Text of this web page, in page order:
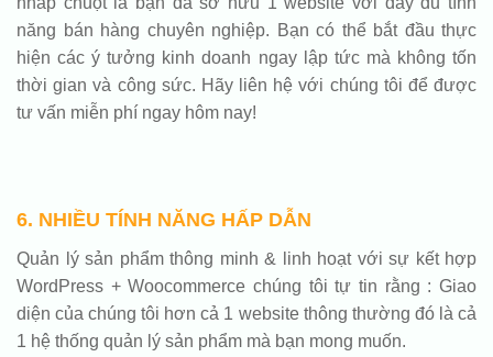
năng bán hàng chuyên nghiệp. Bạn có thể bắt đầu thực
hiện các ý tưởng kinh doanh ngay lập tức mà không tốn
thời gian và công sức. Hãy liên hệ với chúng tôi để được
tư vấn miễn phí ngay hôm nay!
6. NHIỀU TÍNH NĂNG HẤP DẪN
Quản lý sản phẩm thông minh & linh hoạt với sự kết hợp
WordPress + Woocommerce chúng tôi tự tin rằng : Giao
diện của chúng tôi hơn cả 1 website thông thường đó là cả
1 hệ thống quản lý sản phẩm mà bạn mong muốn.